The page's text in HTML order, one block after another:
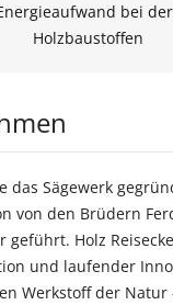
bei
Holzbaustoffen
das Sägewerk
von den Brüdern
geführt. Holz
und laufender
Werkstoff der Natur